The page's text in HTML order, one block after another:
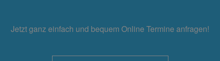
Jetzt ganz einfach und bequem Online Termine anfragen!